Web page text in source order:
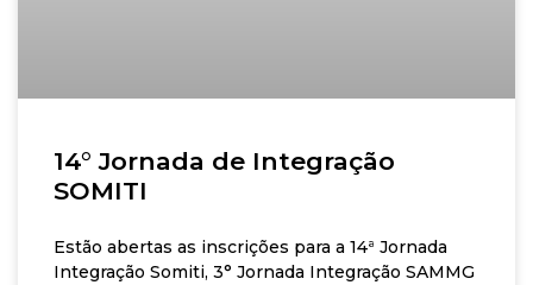
14° Jornada de Integração
SOMITI
Estão abertas as inscrições para a 14ª Jornada
Integração Somiti, 3° Jornada Integração SAMMG